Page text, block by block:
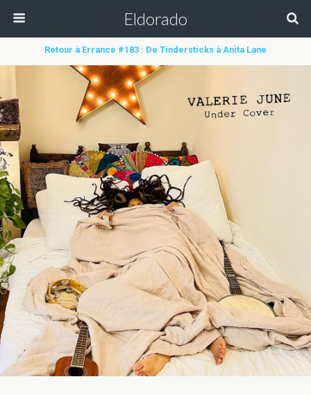
Eldorado
Retour à Errance #183 : De Tindersticks à Anita Lane